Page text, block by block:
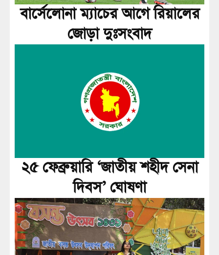
বার্সেলোনা ম্যাচের আগে রিয়ালের
জোড়া দুঃসংবাদ
২৫ ফেব্রুয়ারি ‘জাতীয় শহীদ সেনা
দিবস’ ঘোষণা